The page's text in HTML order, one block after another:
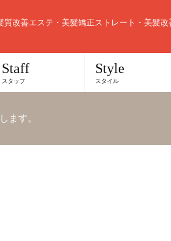
改善エステ・美髪矯正ストレート・美髪
Staff
スタッフ
Style
スタイル
ます。